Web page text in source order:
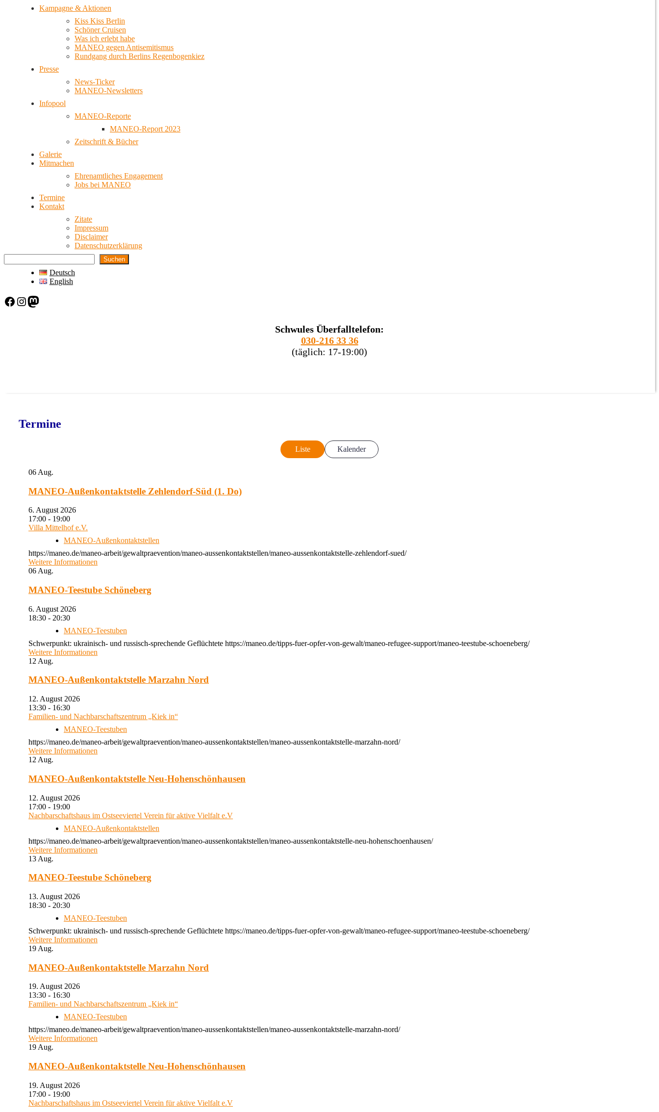
Kampagne & Aktionen
Kiss Kiss Berlin
Schöner Cruisen
Was ich erlebt habe
MANEO gegen Antisemitismus
Rundgang durch Berlins Regenbogenkiez
Presse
News-Ticker
MANEO-Newsletters
Infopool
MANEO-Reporte
MANEO-Report 2023
Zeitschrift & Bücher
Galerie
Mitmachen
Ehrenamtliches Engagement
Jobs bei MANEO
Termine
Kontakt
Zitate
Impressum
Disclaimer
Datenschutzerklärung
Suchen
Deutsch
English
Facebook Instagram Mastodon
Schwules Überfalltelefon:
030-216 33 36
(täglich: 17-19:00)
Termine
Liste Kalender
06 Aug.
MANEO-Außenkontaktstelle Zehlendorf-Süd (1. Do)
6. August 2026
17:00 - 19:00
Villa Mittelhof e.V.
MANEO-Außenkontaktstellen
https://maneo.de/maneo-arbeit/gewaltpraevention/maneo-aussenkontaktstellen/maneo-aussenkontaktstelle-zehlendorf-sued/
Weitere Informationen
06 Aug.
MANEO-Teestube Schöneberg
6. August 2026
18:30 - 20:30
MANEO-Teestuben
Schwerpunkt: ukrainisch- und russisch-sprechende Geflüchtete https://maneo.de/tipps-fuer-opfer-von-gewalt/maneo-refugee-support/maneo-teestube-schoeneberg/
Weitere Informationen
12 Aug.
MANEO-Außenkontaktstelle Marzahn Nord
12. August 2026
13:30 - 16:30
Familien- und Nachbarschaftszentrum „Kiek in“
MANEO-Teestuben
https://maneo.de/maneo-arbeit/gewaltpraevention/maneo-aussenkontaktstellen/maneo-aussenkontaktstelle-marzahn-nord/
Weitere Informationen
12 Aug.
MANEO-Außenkontaktstelle Neu-Hohenschönhausen
12. August 2026
17:00 - 19:00
Nachbarschaftshaus im Ostseeviertel Verein für aktive Vielfalt e.V
MANEO-Außenkontaktstellen
https://maneo.de/maneo-arbeit/gewaltpraevention/maneo-aussenkontaktstellen/maneo-aussenkontaktstelle-neu-hohenschoenhausen/
Weitere Informationen
13 Aug.
MANEO-Teestube Schöneberg
13. August 2026
18:30 - 20:30
MANEO-Teestuben
Schwerpunkt: ukrainisch- und russisch-sprechende Geflüchtete https://maneo.de/tipps-fuer-opfer-von-gewalt/maneo-refugee-support/maneo-teestube-schoeneberg/
Weitere Informationen
19 Aug.
MANEO-Außenkontaktstelle Marzahn Nord
19. August 2026
13:30 - 16:30
Familien- und Nachbarschaftszentrum „Kiek in“
MANEO-Teestuben
https://maneo.de/maneo-arbeit/gewaltpraevention/maneo-aussenkontaktstellen/maneo-aussenkontaktstelle-marzahn-nord/
Weitere Informationen
19Aug.
MANEO-Außenkontaktstelle Neu-Hohenschönhausen
19. August 2026
17:00 - 19:00
Nachbarschaftshaus im Ostseeviertel Verein für aktive Vielfalt e.V